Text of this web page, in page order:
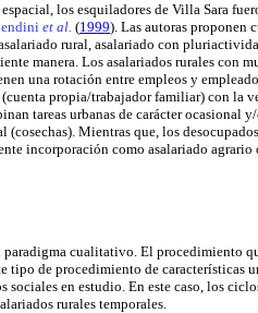
los esquiladores de Villa Sara
et al. (1999). Las autoras proponen
rural, asalariado con
manera. Los asalariados rurales con
una rotación entre empleos y
propia/trabajador familiar) con la
tareas urbanas de carácter ocasional
Mientras que, los
incorporación como asalariado
cualitativo. El procedimiento
tipo de procedimiento de
en estudio. En este caso, los
rurales temporales.